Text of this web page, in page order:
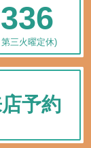
三火曜定休)
予約